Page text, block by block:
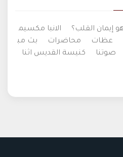
الانبا مكسيم
عظات محاضرات
بث مب
صوتنا
كنيسة القديس اثنا